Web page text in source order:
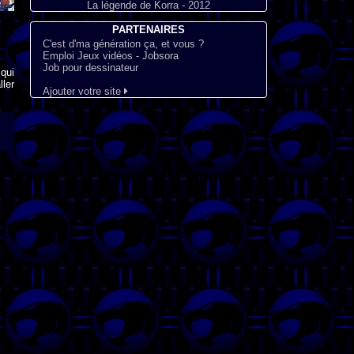
La légende de Korra - 2012
PARTENAIRES
C'est d'ma génération ça, et vous ?
Emploi Jeux vidéos - Jobsora
Job pour dessinateur
Ajouter votre site